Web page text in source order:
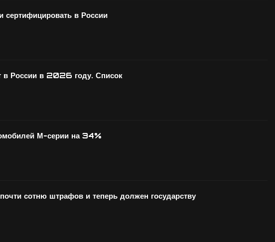
в России
в России в 2026 году. Список
М-серии на 34%
сотню штрафов и теперь должен государству